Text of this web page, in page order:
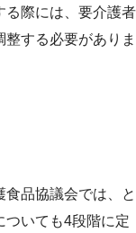
る際には、要介護者
する必要がありま
品協議会では、と
ついても4段階に定